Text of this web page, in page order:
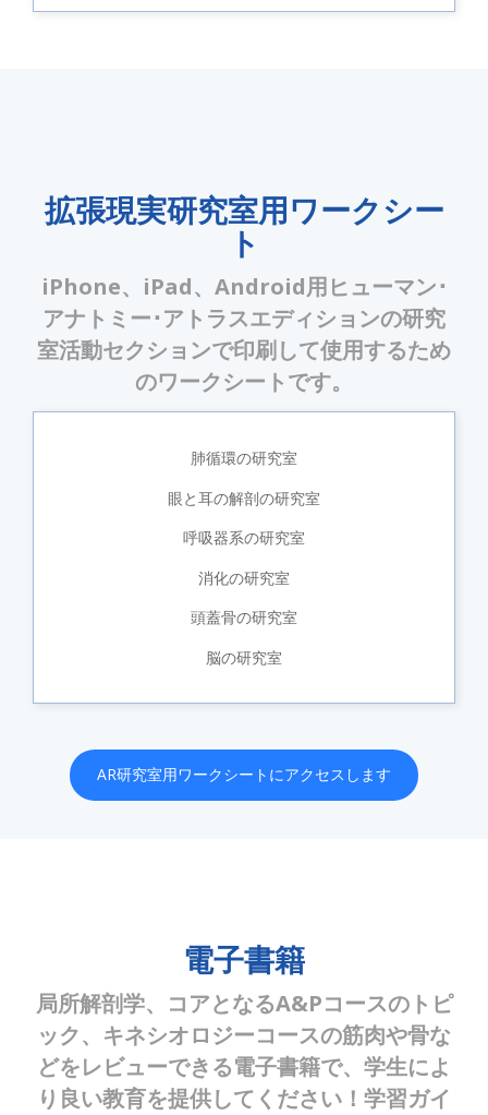
拡張現実研究室用ワークシー
ト
iPhone、iPad、Android用ヒューマン･
アナトミー･アトラスエディションの研究
室活動セクションで印刷して使用するため
のワークシートです。
肺循環の研究室
眼と耳の解剖の研究室
呼吸器系の研究室
消化の研究室
頭蓋骨の研究室
脳の研究室
AR研究室用ワークシートにアクセスします
電子書籍
局所解剖学、コアとなるA&Pコースのトピ
ック、キネシオロジーコースの筋肉や骨な
どをレビューできる電子書籍で、学生によ
り良い教育を提供してください！学習ガイ